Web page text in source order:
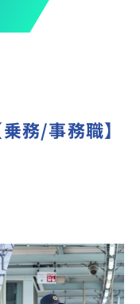
務/事務職】